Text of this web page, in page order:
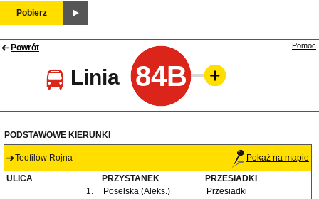
Pobierz
Powrót
Linia 84B
Pomoc
PODSTAWOWE KIERUNKI
Teofilów Rojna Pokaż na mapie
ULICA PRZYSTANEK
PRZESIADKI
1.
Poselska (Aleks.)
Przesiadki